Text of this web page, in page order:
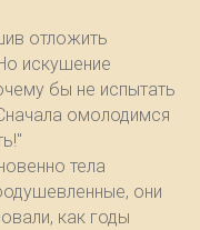
отложить
искушение
бы не испытать
омолодимся
тела
они
как годы